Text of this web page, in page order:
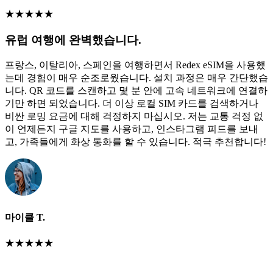
★★★★★
유럽 여행에 완벽했습니다.
프랑스, 이탈리아, 스페인을 여행하면서 Redex eSIM을 사용했
는데 경험이 매우 순조로웠습니다. 설치 과정은 매우 간단했습
니다. QR 코드를 스캔하고 몇 분 안에 고속 네트워크에 연결하
기만 하면 되었습니다. 더 이상 로컬 SIM 카드를 검색하거나
비싼 로밍 요금에 대해 걱정하지 마십시오. 저는 교통 걱정 없
이 언제든지 구글 지도를 사용하고, 인스타그램 피드를 보내
고, 가족들에게 화상 통화를 할 수 있습니다. 적극 추천합니다!
마이클 T.
★★★★★